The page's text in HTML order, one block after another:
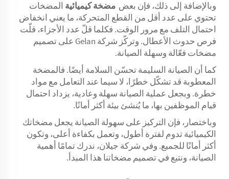
وبالإضافة إلى ذلك، فإن بعض مضخة كيميائية المضخات
تحتوي على عدد أقل من القطع المتحركة، ما يعني انخفاض
احتمال التلف مع مرور الوقت. فكلما قلّ عدد الأجزاء، قلّت
فرص حدوث الأعطال. وتركّز شركة Gelan على تصميم
مضخات فعّالة وسهلة الصيانة.
كما أن الصيانة السليمة تحسّن السلامة أيضًا. فالمضخة
المعطوبة قد تشكّل خطرًا، لا سيما عند التعامل مع مواد
خطرة. وبجعل عملية الصيانة سهلة وعادية، يزداد احتمال
قيام الموظفين بها، ما يُنشئ بيئة أكثر أمانًا.
وباختصار، فإن التركيز على سهولة الصيانة يجعل مضخاتك
الكيميائية تدوم لفترة أطول، وتعمل بكفاءة أعلى، وتكون
أكثر أمانًا للجميع. وفي شركة جيلان، ندرك تمامًا أهمية
الصيانة، ونتبع في تصميم مضخاتنا هذا المبدأ.